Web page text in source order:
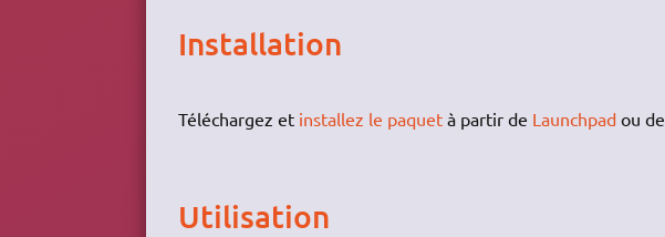
Installation
Téléchargez et installez le paquetà partir de Launchpadou de
Utilisation